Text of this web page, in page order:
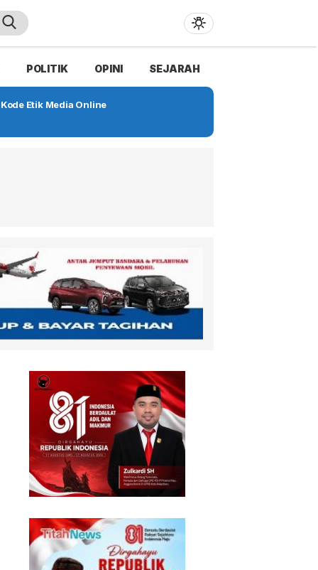
POLITIK OPINI SEJARAH
Kode Etik Media Online